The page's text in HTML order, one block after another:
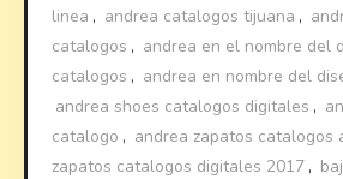
linea , andrea catalogos tijuana ,
catalogos , andrea en el nombre del
catalogos , andrea en nombre del
andrea shoes catalogos digitales ,
catalogo , andrea zapatos catalogos
zapatos catalogos digitales 2017 ,